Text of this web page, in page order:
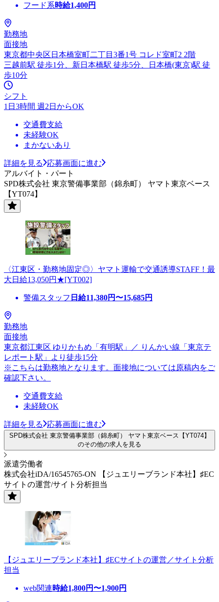
フード系時給1,400円
勤務地
面接地
東京都中央区日本橋室町二丁目3番1号 コレド室町2 2階
三越前駅 徒歩1分、新日本橋駅 徒歩5分、日本橋(東京)駅 徒
歩10分
シフト
1日3時間 週2日からOK
交通費支給
未経験OK
まかないあり
詳細を見る
応募画面に進む
アルバイト・パート
SPD株式会社 東京警備事業部（錦糸町） ヤマト東京ベース
【YT074】
〈江東区・勤務地固定◎〉ヤマト運輸で交通誘導STAFF！最
大日給13,050円★[YT002]
警備スタッフ 日給11,380円〜15,685円
勤務地
面接地
東京都江東区 ゆりかもめ「有明駅」／ りんかい線「東京テ
レポート駅」より徒歩15分
※こちらは勤務地となります。面接地については原稿内をご
確認下さい。
交通費支給
未経験OK
詳細を見る 応募画面に進む
SPD株式会社 東京警備事業部（錦糸町） ヤマト東京ベース【YT074】
のその他の求人を見る
派遣労働者
株式会社iDA/16545765-ON 【ジュエリーブランド本社】♯EC
サイトの運営/サイト分析担当
【ジュエリーブランド本社】♯ECサイトの運営／サイト分析
担当
web関連時給1,800円〜1,900円